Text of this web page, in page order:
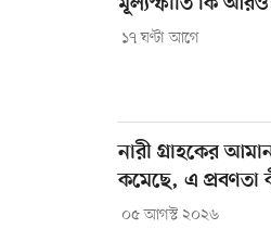
১৭ ঘণ্টা আগে
নারী গ্রাহকের
কমেছে, এ প্রবণতা
০৫ আগস্ট ২০২৬